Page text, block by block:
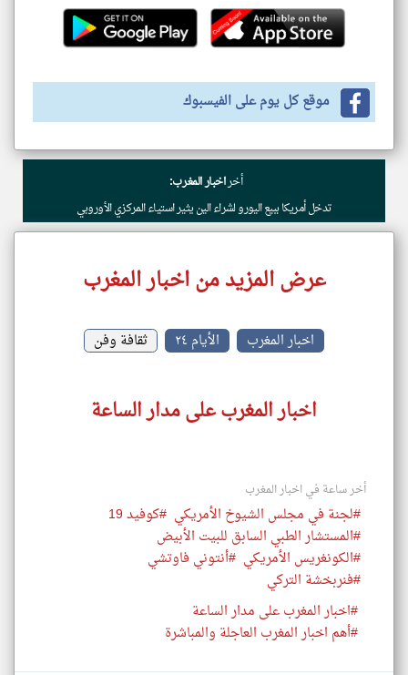
موقع كل يوم على الفيسبوك
أخراخبار المغرب:
تدخل أمريكا ببيع اليورو لشراء الين يثير استياء المركزي الأوروبي
عرض المزيد من اخبار المغرب
اخبار المغرب الأيام ٢٤ ثقافة وفن
اخبار المغرب على مدار الساعة
أخر ساعة في اخبار المغرب
#لجنة في مجلس الشيوخ الأمريكي #كوفيد 19
#المستشار الطبي السابق للبيت الأبيض
#الكونغريس الأمريكي #أنتوني فاوتشي
#فنربخشة التركي
#اخبار المغرب على مدار الساعة
#أهم اخبار المغرب العاجلة والمباشرة